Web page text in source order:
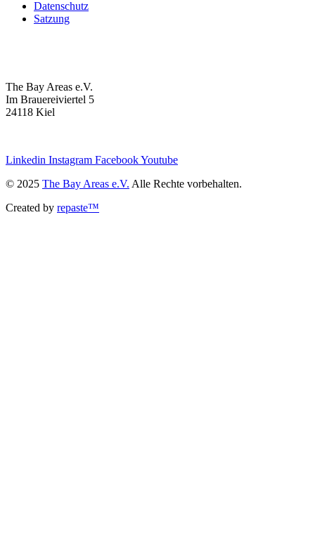
Datenschutz
Satzung
The Bay Areas e.V.
Im Brauereiviertel 5
24118 Kiel
Linkedin Instagram FacebookYoutube
© 2025 The Bay Areas e.V. Alle Rechte vorbehalten.
Created by repaste™